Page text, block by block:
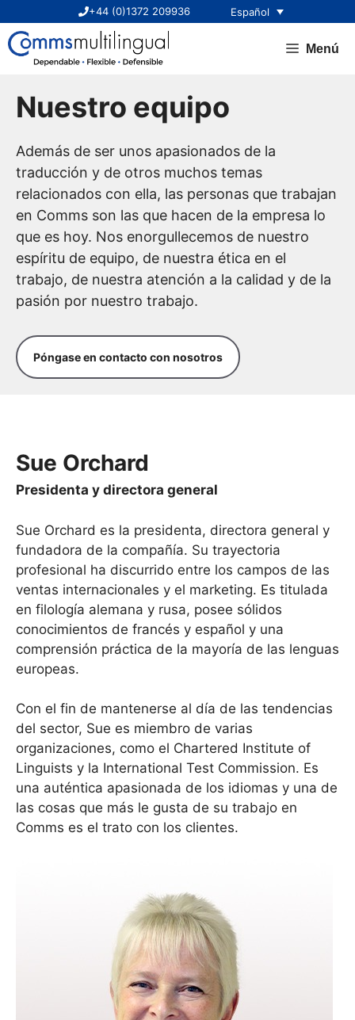
contenido
+44 (0)1372 209936 Español
Menú
Nuestro equipo
Además de ser unos apasionados de la
traducción y de otros muchos temas
relacionados con ella, las personas que trabajan
en Comms son las que hacen de la empresa lo
que es hoy. Nos enorgullecemos de nuestro
espíritu de equipo, de nuestra ética en el
trabajo, de nuestra atención a la calidad y de la
pasión por nuestro trabajo.
Póngase en contacto con nosotros
Sue Orchard
Presidenta y directora general
Sue Orchard es la presidenta, directora general y
fundadora de la compañía. Su trayectoria
profesional ha discurrido entre los campos de las
ventas internacionales y el marketing. Es titulada
en filología alemana y rusa, posee sólidos
conocimientos de francés y español y una
comprensión práctica de la mayoría de las lenguas
europeas.
Con el fin de mantenerse al día de las tendencias
del sector, Sue es miembro de varias
organizaciones, como el Chartered Institute of
Linguists y la International Test Commission. Es
una auténtica apasionada de los idiomas y una de
las cosas que más le gusta de su trabajo en
Comms es el trato con los clientes.